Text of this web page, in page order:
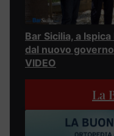
Bar Sicilia, a
dal nuovo
VIDEO
La